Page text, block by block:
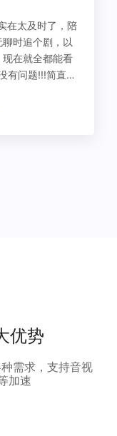
在太及时了，陪
时追个剧，以
在就全都能看
有问题!!!简直救
优势
需求，支持音视
加速